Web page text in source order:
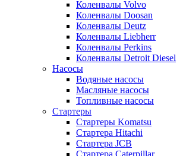
Коленвалы Volvo
Коленвалы Doosan
Коленвалы Deutz
Коленвалы Liebherr
Коленвалы Perkins
Коленвалы Detroit Diesel
Насосы
Водяные насосы
Масляные насосы
Топливные насосы
Стартеры
Стартеры Komatsu
Стартера Hitachi
Стартера JCB
Стартера Caterpillar